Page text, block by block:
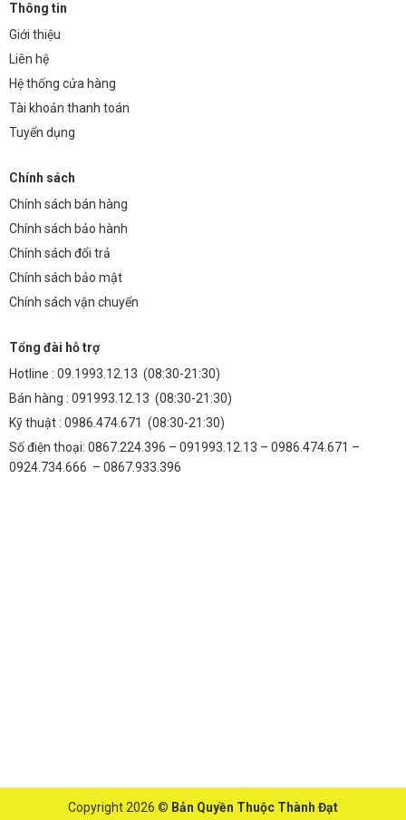
Thông tin
Giới thiệu
Liên hệ
Hệ thống cửa hàng
Tài khoản thanh toán
Tuyển dụng
Chính sách
Chính sách bán hàng
Chính sách bảo hành
Chính sách đổi trả
Chính sách bảo mật
Chính sách vận chuyển
Tổng đài hỗ trợ
Hotline : 09.1993.12.13 (08:30-21:30)
Bán hàng : 091993.12.13 (08:30-21:30)
Kỹ thuật : 0986.474.671 (08:30-21:30)
Số điện thoại: 0867.224.396 – 091993.12.13 – 0986.474.671 –
0924.734.666 – 0867.933.396
Copyright 2026 © Bản Quyền Thuộc Thành Đạt